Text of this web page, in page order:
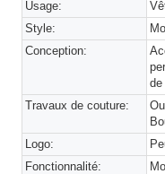
Usage:
Style:
Conception:
de
Travaux de couture:
Logo:
Fonctionnalité: